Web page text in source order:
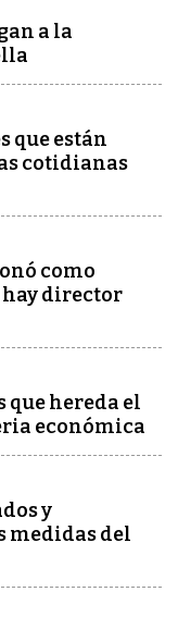
a la
que están
cotidianas
como
hay director
que hereda el
económica
y
medidas del